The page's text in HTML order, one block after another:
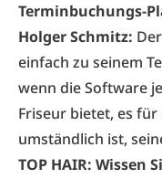
Terminbuchungs-
Holger Schmitz:
einfach zu seinem
wenn die Software
Friseur bietet, es
umständlich ist,
TOP HAIR: Wissen